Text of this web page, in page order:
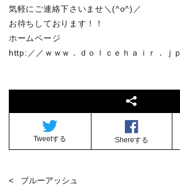
気軽にご連絡下さいませ＼(^o^)／
お待ちしております！！
ホームページ
http:／／ｗｗｗ．ｄｏｌｃｅｈａｉｒ．ｊｐ
Tweetする Shereする
ブルーアッシュ